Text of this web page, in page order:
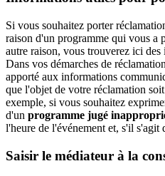
Si vous souhaitez porter
raison d'un programme qui vous a
autre raison, vous trouverez ici
Dans vos démarches de
apporté aux informations
que l'objet de votre réclamation
exemple, si vous souhaitez
d'un programme jugé
l'heure de l'événement et, s'il s'agit
Saisir le médiateur à la